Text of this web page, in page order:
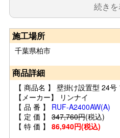
続き
施工場所
千葉県柏市
商品詳細
【 商品名 】 壁掛け設置型 24
【メーカー】 リンナイ
【 品 番 】 RUF-A2400AW(A)
【 定 価 】 347,760円(税込)
【 特 価 】 86,940円(税込)